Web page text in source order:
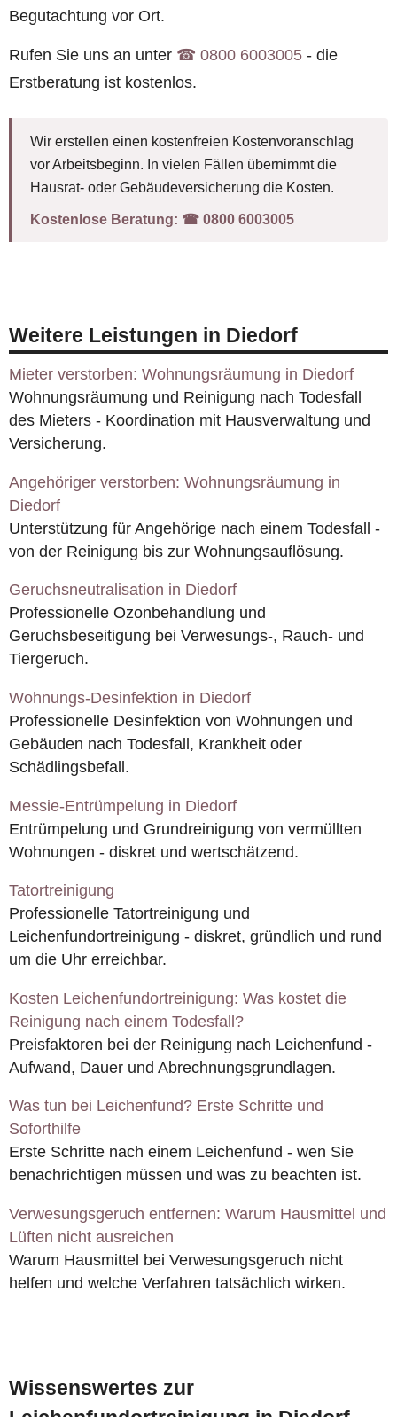
Begutachtung vor Ort.
Rufen Sie uns an unter ☎︎ 0800 6003005 - die
Erstberatung ist kostenlos.
Wir erstellen einen kostenfreien Kostenvoranschlag
vor Arbeitsbeginn. In vielen Fällen übernimmt die
Hausrat- oder Gebäudeversicherung die Kosten.
Kostenlose Beratung: ☎︎ 0800 6003005
Weitere Leistungen in Diedorf
Mieter verstorben: Wohnungsräumung in Diedorf
Wohnungsräumung und Reinigung nach Todesfall
des Mieters - Koordination mit Hausverwaltung und
Versicherung.
Angehöriger verstorben: Wohnungsräumung in
Diedorf
Unterstützung für Angehörige nach einem Todesfall -
von der Reinigung bis zur Wohnungsauflösung.
Geruchsneutralisation in Diedorf
Professionelle Ozonbehandlung und
Geruchsbeseitigung bei Verwesungs-, Rauch- und
Tiergeruch.
Wohnungs-Desinfektion in Diedorf
Professionelle Desinfektion von Wohnungen und
Gebäuden nach Todesfall, Krankheit oder
Schädlingsbefall.
Messie-Entrümpelung in Diedorf
Entrümpelung und Grundreinigung von vermüllten
Wohnungen - diskret und wertschätzend.
Tatortreinigung
Professionelle Tatortreinigung und
Leichenfundortreinigung - diskret, gründlich und rund
um die Uhr erreichbar.
Kosten Leichenfundortreinigung: Was kostet die
Reinigung nach einem Todesfall?
Preisfaktoren bei der Reinigung nach Leichenfund -
Aufwand, Dauer und Abrechnungsgrundlagen.
Was tun bei Leichenfund? Erste Schritte und
Soforthilfe
Erste Schritte nach einem Leichenfund - wen Sie
benachrichtigen müssen und was zu beachten ist.
Verwesungsgeruch entfernen: Warum Hausmittel und
Lüften nicht ausreichen
Warum Hausmittel bei Verwesungsgeruch nicht
helfen und welche Verfahren tatsächlich wirken.
Wissenswertes zur